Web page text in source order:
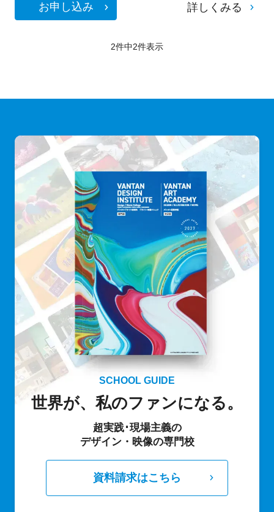
お申し込み 詳しくみる
2件中2件表示
SCHOOL GUIDE
世界が、私のファンになる。
超実践･現場主義の
デザイン・映像の専門校
資料請求はこちら